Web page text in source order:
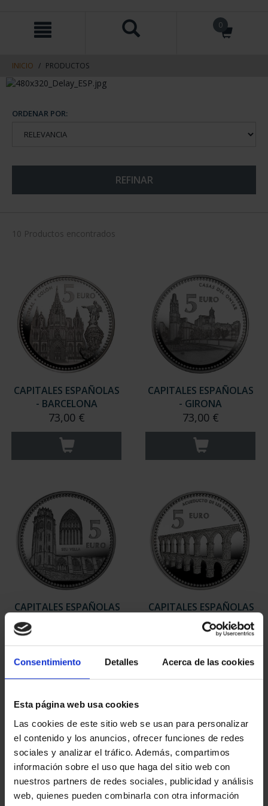
Consentimiento Detalles Acerca de las cookies
Esta página web usa cookies
Las cookies de este sitio web se usan para personalizar
el contenido y los anuncios, ofrecer funciones de redes
sociales y analizar el tráfico. Además, compartimos
información sobre el uso que haga del sitio web con
nuestros partners de redes sociales, publicidad y análisis
web, quienes pueden combinarla con otra información
contenido
navegacin
0
INICIO PRODUCTOS
ORDENAR POR:
REFINAR
10 Productos encontrados
CAPITALES ESPAÑOLAS
- BARCELONA
73,00 €
CAPITALES ESPAÑOLAS
- GIRONA
73,00 €
CAPITALES ESPAÑOLAS
CAPITALES ESPAÑOLAS
- TARRAGONA
73,00 €